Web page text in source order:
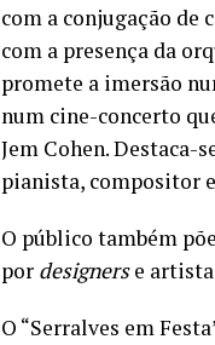
com a conjugação de
com a presença da
promete a imersão
num cine-concerto
Jem Cohen. Destaca-
pianista, compositor
O público também
por designerse
O “Serralves em